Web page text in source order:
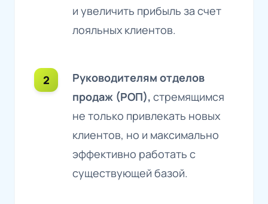
и увеличить прибыль за счет
лояльных клиентов.
Руководителям отделов
продаж (РОП), стремящимся
не только привлекать новых
клиентов, но и максимально
эффективно работать с
существующей базой.